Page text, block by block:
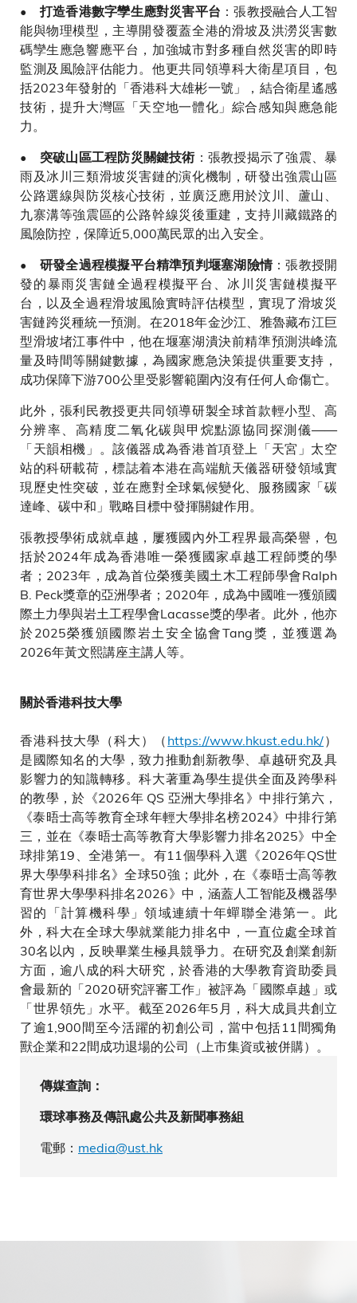
• 打造香港數字孿生應對災害平台 ：張教授融合人工智
能與物理模型，主導開發覆蓋全港的滑坡及洪澇災害數
碼孿生應急響應平台，加強城市對多種自然災害的即時
監測及風險評估能力。他更共同領導科大衛星項目，包
括2023年發射的「香港科大雄彬一號」，結合衛星遙感
技術，提升大灣區「天空地一體化」綜合感知與應急能
力。
• 突破山區工程防災關鍵技術 ：張教授揭示了強震、暴
雨及冰川三類滑坡災害鏈的演化機制，研發出強震山區
公路選線與防災核心技術，並廣泛應用於汶川、蘆山、
九寨溝等強震區的公路幹線災後重建，支持川藏鐵路的
風險防控，保障近5,000萬民眾的出入安全。
• 研發全過程模擬平台精準預判堰塞湖險情：張教授開
發的暴雨災害鏈全過程模擬平台、冰川災害鏈模擬平
台，以及全過程滑坡風險實時評估模型，實現了滑坡災
害鏈跨災種統一預測。在2018年金沙江、雅魯藏布江巨
型滑坡堵江事件中，他在堰塞湖潰決前精準預測洪峰流
量及時間等關鍵數據，為國家應急決策提供重要支持，
成功保障下游700公里受影響範圍內沒有任何人命傷亡。
此外，張利民教授更共同領導研製全球首款輕小型、高
分辨率、高精度二氧化碳與甲烷點源協同探測儀——
「天韻相機」。該儀器成為香港首項登上「天宮」太空
站的科研載荷，標誌着本港在高端航天儀器研發領域實
現歷史性突破，並在應對全球氣候變化、服務國家「碳
達峰、碳中和」戰略目標中發揮關鍵作用。
張教授學術成就卓越，屢獲國內外工程界最高榮譽，包
括於2024年成為香港唯一榮獲國家卓越工程師獎的學
者；2023年，成為首位榮獲美國土木工程師學會Ralph
B. Peck獎章的亞洲學者；2020年，成為中國唯一獲頒國
際土力學與岩土工程學會Lacasse獎的學者。此外，他亦
於2025榮獲頒國際岩土安全協會Tang獎，並獲選為
2026年黃文熙講座主講人等。
關於香港科技大學
香港科技大學（科大）（https://www.hkust.edu.hk/）
是國際知名的大學，致力推動創新教學、卓越研究及具
影響力的知識轉移。科大著重為學生提供全面及跨學科
的教學，於《2026年 QS 亞洲大學排名》中排行第六，
《泰晤士高等教育全球年輕大學排名榜2024》中排行第
三，並在《泰晤士高等教育大學影響力排名2025》中全
球排第19、全港第一。有11個學科入選《2026年QS世
界大學學科排名》全球50強；此外，在《泰晤士高等教
育世界大學學科排名2026》中，涵蓋人工智能及機器學
習的「計算機科學」領域連續十年蟬聯全港第一。此
外，科大在全球大學就業能力排名中，一直位處全球首
30名以內，反映畢業生極具競爭力。在研究及創業創新
方面，逾八成的科大研究，於香港的大學教育資助委員
會最新的「2020研究評審工作」被評為「國際卓越」或
「世界領先」水平。截至2026年5月，科大成員共創立
了逾1,900間至今活躍的初創公司，當中包括11間獨角
獸企業和22間成功退場的公司（上市集資或被併購）。
傳媒查詢：
環球事務及傳訊處公共及新聞事務組
電郵： media@ust.hk